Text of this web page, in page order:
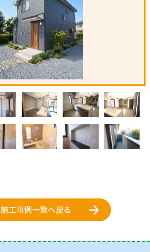
施工事例一覧へ戻る